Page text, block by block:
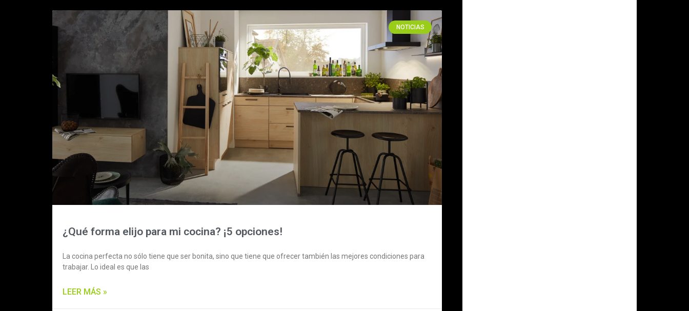
NOTICIAS
¿Qué forma elijo para mi cocina? ¡5 opciones!
La cocina perfecta no sólo tiene que ser bonita, sino que tiene que ofrecer también las mejores condiciones para
trabajar. Lo ideal es que las
LEER MÁS »